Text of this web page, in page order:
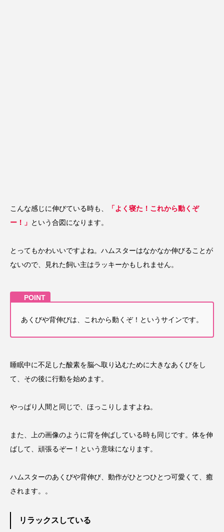
こんな感じに伸びている時も、
「よく寝た！これから動くぞ
ー！」 という合図になります。
とってもかわいいですよね。ハムスターはなかなか伸びることが
ないので、見れた飼い主はラッキーかもしれません。
あくびや背伸びは、これから動くぞ！というサインです。
睡眠中に不足した酸素を脳へ取り込むために大きなあくびをし
て、その後に行動を始めます。
やっぱり人間と同じで、ほっこりしますよね。
また、上の画像のように背を伸ばしている時も同じです。体を伸
ばして、頑張るぞー！という意味になります。
ハムスターのあくびや背伸び、動作がひとつひとつ可愛くて、癒
されます。。
リラックスしている